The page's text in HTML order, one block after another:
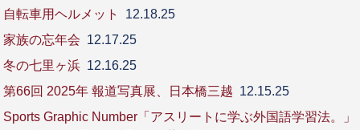
自転車用ヘルメット
12.18.25
家族の忘年会 12.17.25
冬の七里ヶ浜 12.16.25
第66回 2025年 報道写真展、日本橋三越 12.15.25
Sports Graphic Number「アスリートに学ぶ外国語学習法。」